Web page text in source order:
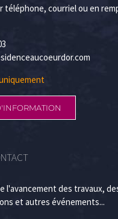
téléphone, courriel ou en
l'avancement des travaux,
et autres événements...